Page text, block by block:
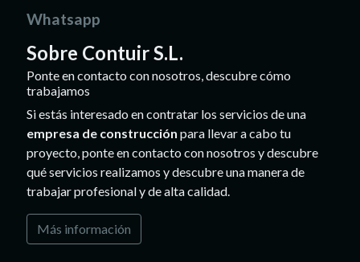
Whatsapp
Sobre Contuir S.L.
Ponte en contacto con nosotros, descubre cómo
trabajamos
Si estás interesado en contratar los servicios de una
empresa de construcción para llevar a cabo tu
proyecto, ponte en contacto con nosotros y descubre
qué servicios realizamos y descubre una manera de
trabajar profesional y de alta calidad.
Más información